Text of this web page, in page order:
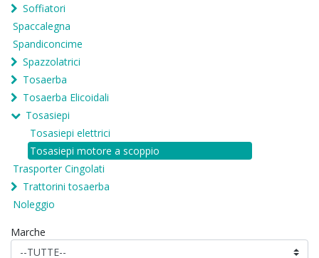
Soffiatori
Spaccalegna
Spandiconcime
Spazzolatrici
Tosaerba
Tosaerba Elicoidali
Tosasiepi
Tosasiepi elettrici
Tosasiepi motore a scoppio
Trasporter Cingolati
Trattorini tosaerba
Noleggio
Marche